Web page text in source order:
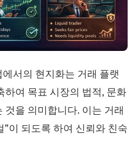
서의 현지화는 거래 플랫
하여 목표 시장의 법적, 문화
것을 의미합니다. 이는 거래
이 되도록 하여 신뢰와 친숙